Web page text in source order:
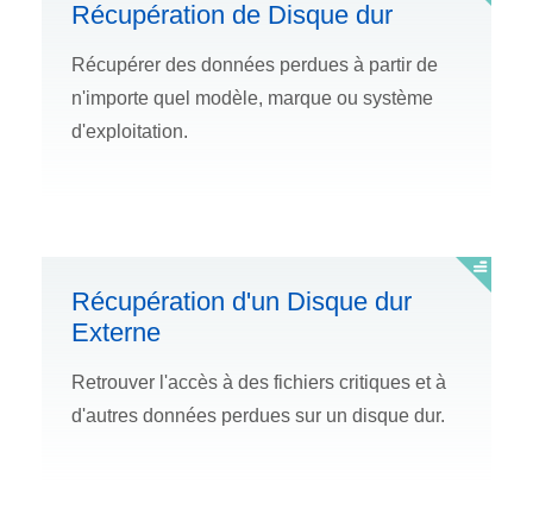
Récupération de Disque dur
Récupérer des données perdues à partir de
n'importe quel modèle, marque ou système
d'exploitation.
Récupération d'un Disque dur
Externe
Retrouver l'accès à des fichiers critiques et à
d'autres données perdues sur un disque dur.